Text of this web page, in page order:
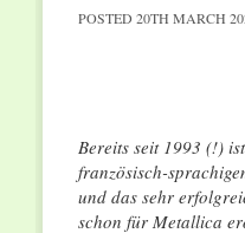
POSTED 20TH MARCH
Bereits seit 1993 (!)
französisch-
und das sehr
schon für Metallica